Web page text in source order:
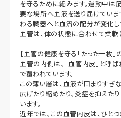
を守るために縮みます。運動中は
要な場所へ血液を送り届けていま
わる臓器へと血流の配分が変化し
血管は、体の状態に合わせて柔軟
【血管の健康を守る「たった一枚」
血管の内側は、「血管内皮」と呼
で覆われています。
この薄い層は、血液が固まりすぎ
広げたり縮めたり、炎症を抑えた
います。
近年では、この血管内皮は、ひと